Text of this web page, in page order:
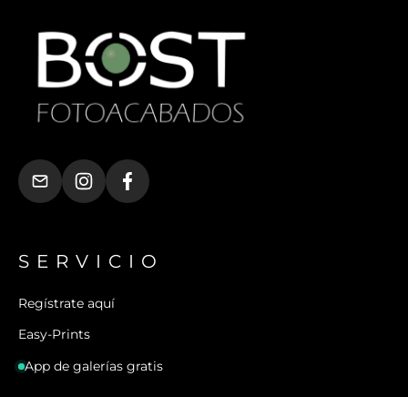
SERVICIO
Regístrate aquí
Easy-Prints
App de galerías gratis